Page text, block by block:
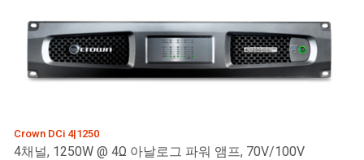
Crown DCi 4|1250
4채널, 1250W @ 4Ω 아날로그 파워 앰프, 70V/100V